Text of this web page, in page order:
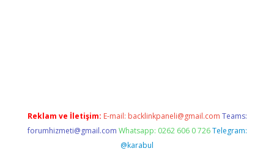
Reklam ve İletişim: E-mail: backlinkpaneli@gmail.com Teams:
forumhizmeti@gmail.com Whatsapp: 0262 606 0 726 Telegram:
@karabul